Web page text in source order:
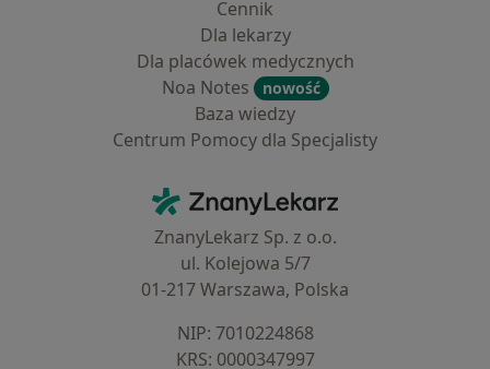
Cennik
Dla lekarzy
Dla placówek medycznych
Noa Notes
nowość
Baza wiedzy
Centrum Pomocy dla Specjalisty
ZnanyLekarz - Strona główna
ZnanyLekarz Sp. z o.o.
ul. Kolejowa 5/7
01-217 Warszawa, Polska
NIP: ⁠7010224868
KRS: ⁠0000347997